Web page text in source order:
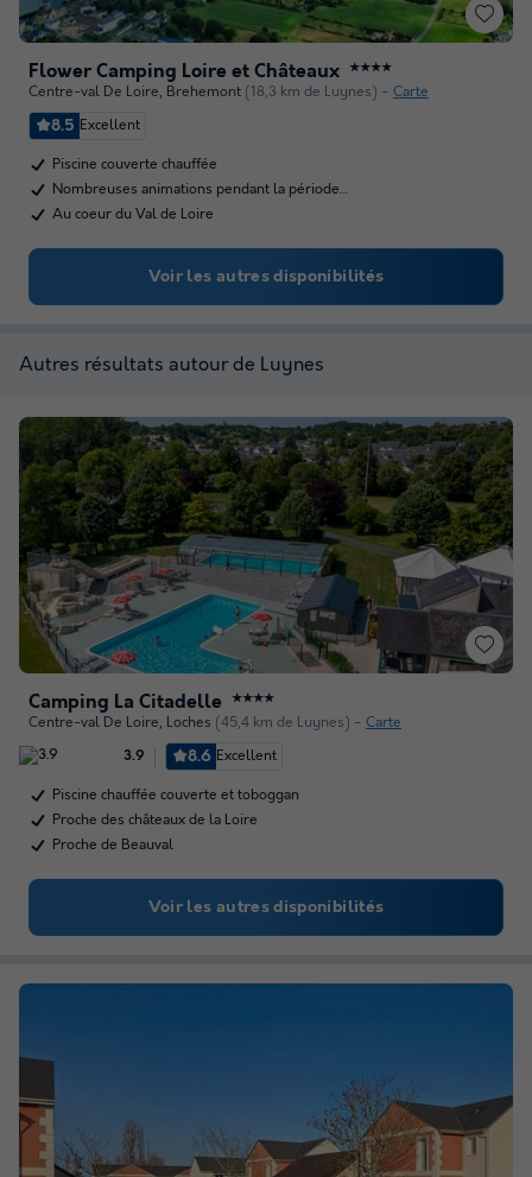
Flower Camping Loire et Châteaux ★★★★
Centre-val De Loire, Brehemont (18,3 km de Luynes) Carte
8.5 Excellent
Piscine couverte chauffée
Nombreuses animations pendant la période…
Au coeur du Val de Loire
Voir les autres disponibilités
Autres résultats autour de Luynes
Camping La Citadelle ★★★★
Centre-val De Loire, Loches (45,4 km de Luynes) Carte
3.9 8.6 Excellent
Piscine chauffée couverte et toboggan
Proche des châteaux de la Loire
Proche de Beauval
Voir les autres disponibilités